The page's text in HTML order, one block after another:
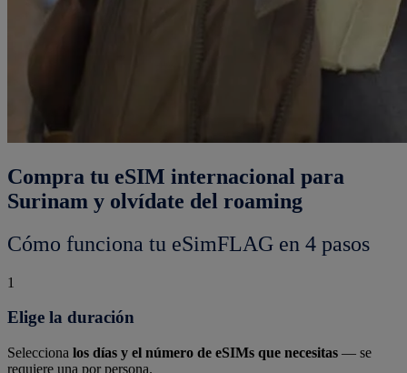
Compra tu eSIM internacional para
Surinam y olvídate del roaming
Cómo funciona tu eSimFLAG en 4 pasos
1
Elige la duración
Selecciona los días y el número de eSIMs que necesitas — se
requiere una por persona.